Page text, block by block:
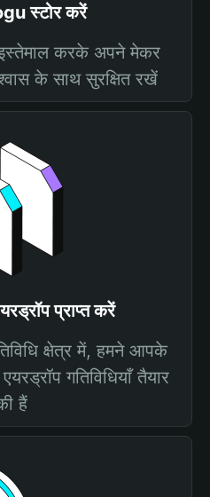
स्टोर करें
करके अपने मेकर
के साथ सुरक्षित रखें
प्राप्त करें
क्षेत्र में, हमने आपके
गतिविधियाँ तैयार
हैं